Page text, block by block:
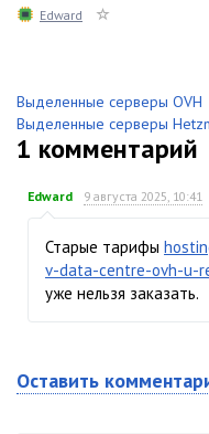
Edward
Выделенные серверы OVH
Выделенные серверы
1 комментарий
Edward 9 августа 2025, 10:41
Старые тарифы
v-data-centre-ovh-u-
уже нельзя заказать.
Оставить